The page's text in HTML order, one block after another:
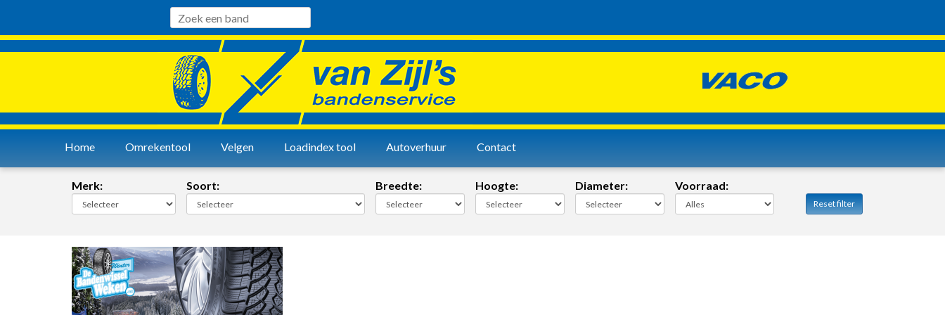
Home Omrekentool Velgen Loadindex tool Autoverhuur Contact
Merk: Soort: Breedte: Hoogte: Diameter: Voorraad:
Reset filter